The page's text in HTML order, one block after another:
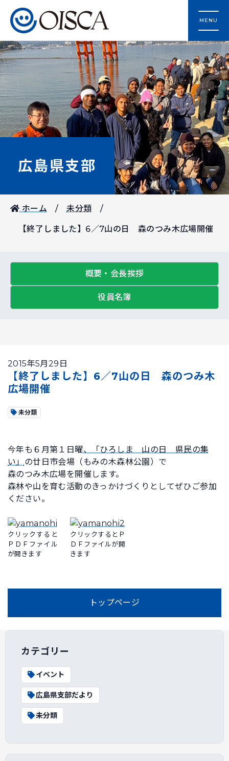
MENU
広島県支部
ホーム 未分類
【終了しました】6／7山の日 森のつみ木広場開催
概要・会長挨拶
役員名簿
2015年5月29日
【終了しました】6／7山の日 森のつみ木
広場開催
未分類
今年も６月第１日曜、「ひろしま 山の日 県民の集
い」 の廿日市会場（もみの木森林公園）で
森のつみ木広場を開催します。
森林や山を育む活動のきっかけづくりとしてぜひご参加
ください。
クリックすると
ＰＤＦファイル
が開きます
クリックするとＰ
ＤＦファイルが開
きます
トップページ
カテゴリー
イベント
広島県支部だより
未分類